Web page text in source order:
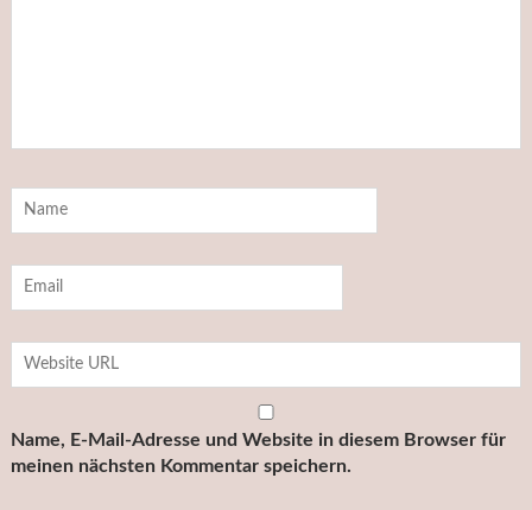
Name, E-Mail-Adresse und Website in diesem Browser für
meinen nächsten Kommentar speichern.